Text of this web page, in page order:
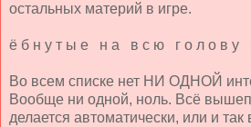
остальных материй в игре.
ё б н у т ы е н а в с ю г о л о в у
Во всем списке нет НИ ОДНОЙ
Вообще ни одной, ноль. Всё
делается автоматически, или и так